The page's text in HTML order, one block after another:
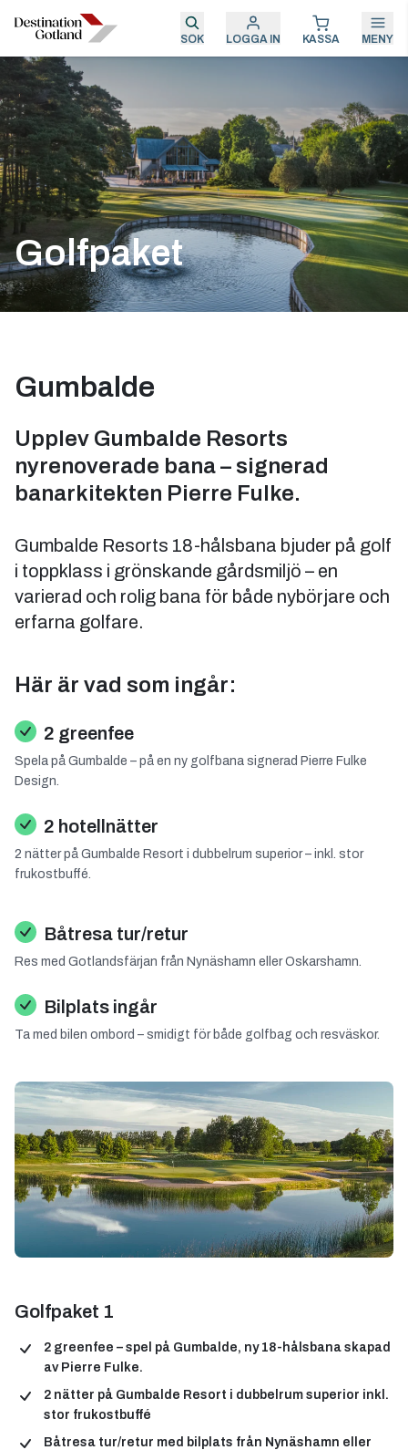
SÖK LOGGA IN KASSA MENY
Golfpaket
Gumbalde
Upplev Gumbalde Resorts
nyrenoverade bana – signerad
banarkitekten Pierre Fulke.
Gumbalde Resorts 18-hålsbana bjuder på golf
i toppklass i grönskande gårdsmiljö – en
varierad och rolig bana för både nybörjare och
erfarna golfare.
Här är vad som ingår:
2 greenfee
Spela på Gumbalde – på en ny golfbana signerad Pierre Fulke
Design.
2 hotellnätter
2 nätter på Gumbalde Resort i dubbelrum superior – inkl. stor
frukostbuffé.
Båtresa tur/retur
Res med Gotlandsfärjan från Nynäshamn eller Oskarshamn.
Bilplats ingår
Ta med bilen ombord – smidigt för både golfbag och resväskor.
Golfpaket 1
2 greenfee – spel på Gumbalde, ny 18-hålsbana skapad
av Pierre Fulke.
2 nätter på Gumbalde Resort i dubbelrum superior inkl.
stor frukostbuffé
Båtresa tur/retur med bilplats från Nynäshamn eller